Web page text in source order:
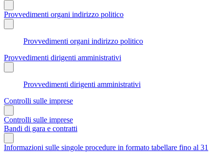
Provvedimenti organi indirizzo politico
Provvedimenti organi indirizzo politico
Provvedimenti dirigenti amministrativi
Provvedimenti dirigenti amministrativi
Controlli sulle imprese
Controlli sulle imprese
Bandi di gara e contratti
Informazioni sulle singole procedure in formato tabellare fino al 31